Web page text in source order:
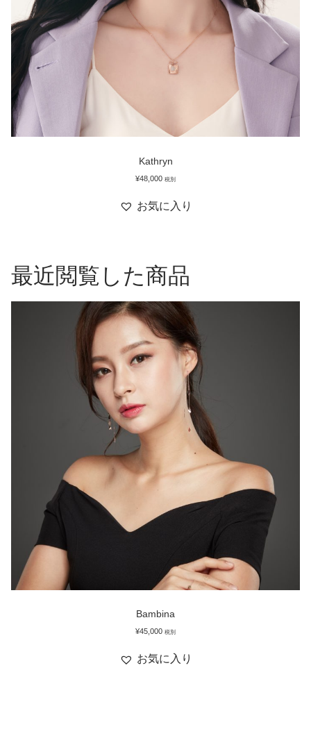
Kathryn
¥48,000 税別
お気に入り
最近閲覧した商品
Bambina
¥45,000 税別
お気に入り